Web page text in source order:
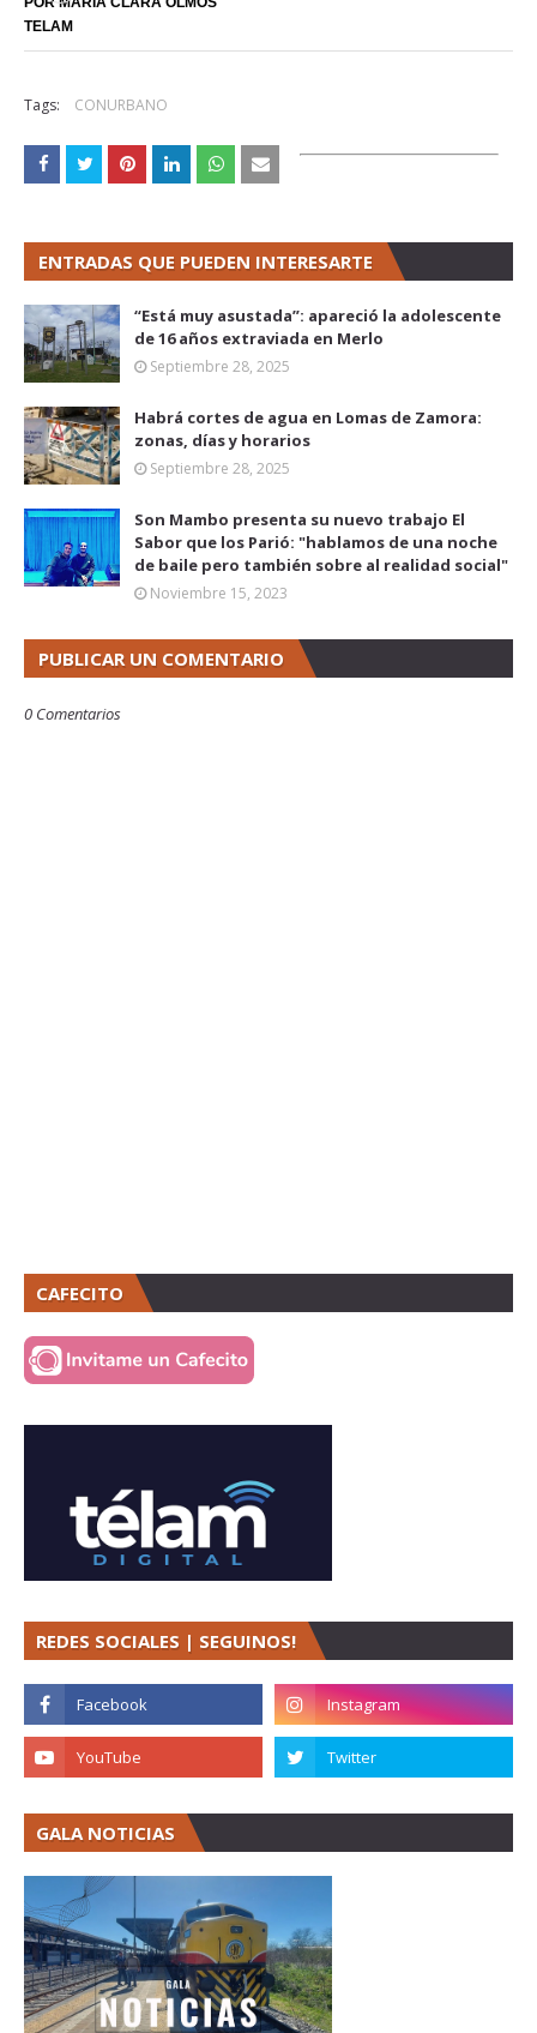
TELAM
Tags: CONURBANO
ENTRADAS QUE PUEDEN INTERESARTE
“Está muy asustada”: apareció la adolescente
de 16 años extraviada en Merlo
Septiembre 28, 2025
Habrá cortes de agua en Lomas de Zamora:
zonas, días y horarios
Septiembre 28, 2025
Son Mambo presenta su nuevo trabajo El
Sabor que los Parió: "hablamos de una noche
de baile pero también sobre al realidad social"
Noviembre 15, 2023
PUBLICAR UN COMENTARIO
0 Comentarios
CAFECITO
REDES SOCIALES | SEGUINOS!
GALA NOTICIAS